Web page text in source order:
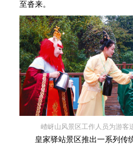
至沓来。
嵖岈山风景区工作人员为游客
皇家驿站景区推出一系列传